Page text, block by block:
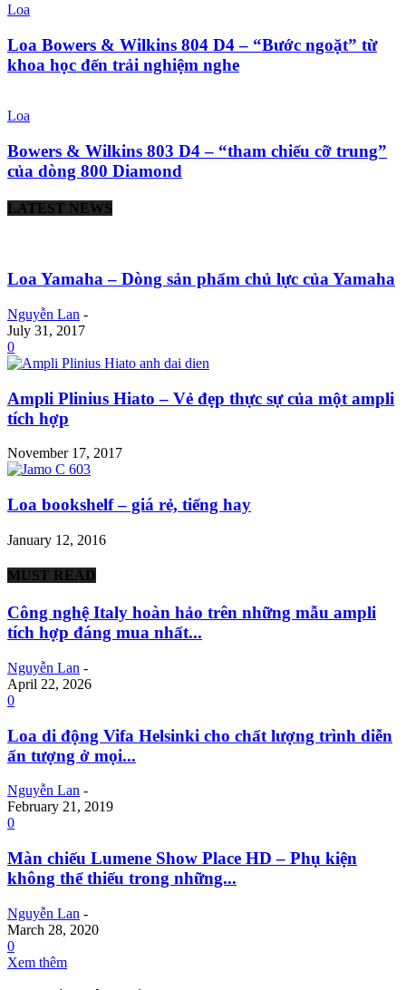
Loa
Loa Bowers & Wilkins 804 D4 – “Bước ngoặt” từ
khoa học đến trải nghiệm nghe
Loa
Bowers & Wilkins 803 D4 – “tham chiếu cỡ trung”
của dòng 800 Diamond
LATEST NEWS
Loa Yamaha – Dòng sản phẩm chủ lực của Yamaha
Nguyễn Lan -
July 31, 2017
0
Ampli Plinius Hiato – Vẻ đẹp thực sự của một ampli
tích hợp
November 17, 2017
Loa bookshelf – giá rẻ, tiếng hay
January 12, 2016
MUST READ
Công nghệ Italy hoàn hảo trên những mẫu ampli
tích hợp đáng mua nhất...
Nguyễn Lan -
April 22, 2026
0
Loa di động Vifa Helsinki cho chất lượng trình diễn
ấn tượng ở mọi...
Nguyễn Lan -
February 21, 2019
0
Màn chiếu Lumene Show Place HD – Phụ kiện
không thể thiếu trong những...
Nguyễn Lan -
March 28, 2020
0
Xem thêm